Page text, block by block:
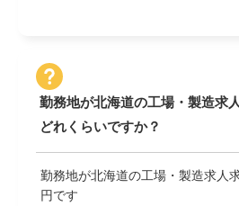
勤務地が北海道の工場・製造求
どれくらいですか？
勤務地が北海道の工場・製造求人
円です